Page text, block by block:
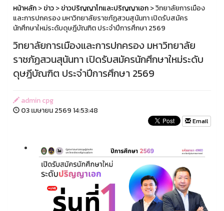
หน้าหลัก>ข่าว>ข่าวปริญญาโทและปริญญาเอก> วิทยาลัยการเมือง
และการปกครอง มหาวิทยาลัยราชภัฏสวนสุนันทา เปิดรับสมัคร
นักศึกษาใหม่ระดับดุษฎีบัณฑิต ประจำปีการศึกษา 2569
วิทยาลัยการเมืองและการปกครอง มหาวิทยาลัย
ราชภัฏสวนสุนันทา เปิดรับสมัครนักศึกษาใหม่ระดับ
ดุษฎีบัณฑิต ประจำปีการศึกษา 2569
admin cpg
03 เมษายน 2569 14:53:48
Email